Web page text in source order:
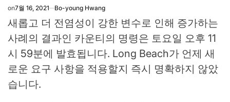
on7월 16, 2021 Bo-young Hwang
새롭고 더 전염성이 강한 변수로 인해 증가하는
사례의 결과인 카운티의 명령은 토요일 오후 11
시 59분에 발효됩니다. Long Beach가 언제 새
로운 요구 사항을 적용할지 즉시 명확하지 않았
습니다.